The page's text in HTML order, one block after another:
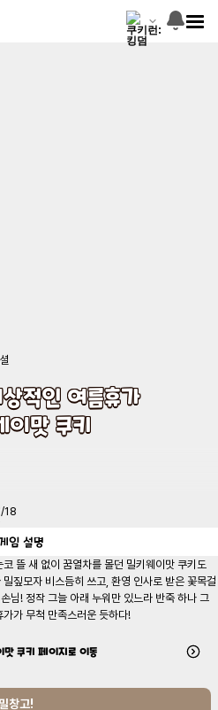
적인 여름휴가
이맛 쿠키
18
임 설명
뜰 새 없이 꿈열차를 몰던 밀키웨이맛 쿠키도
짚모자 비스듬히 쓰고, 환영 인사로 받은 꽃목걸
님! 정작 그늘 아래 누워만 있느라 반죽 하나 그
가 무척 만족스러운 듯하다!
쿠키 페이지로 이동
창고!